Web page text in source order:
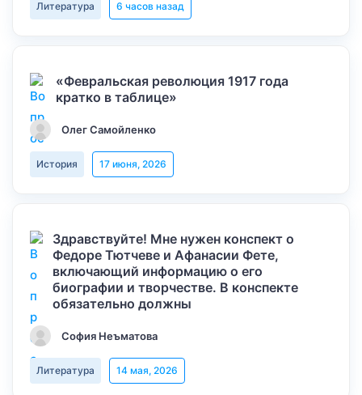
Литература 6 часов назад
«Февральская революция 1917 года
кратко в таблице»
Олег Самойленко
История 17 июня, 2026
Здравствуйте! Мне нужен конспект о
Федоре Тютчеве и Афанасии Фете,
включающий информацию о его
биографии и творчестве. В конспекте
обязательно должны
София Неъматова
Литература 14 мая, 2026